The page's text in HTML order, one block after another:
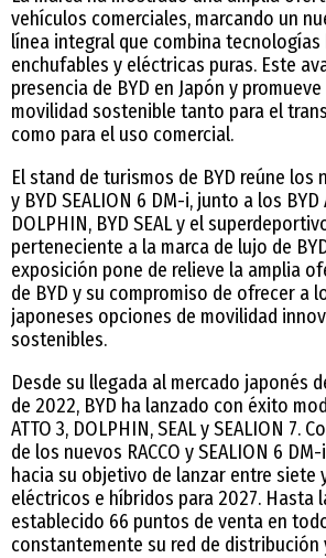
vehículos comerciales, marcando un
línea integral que combina tecnologías
enchufables y eléctricas puras. Este
presencia de BYD en Japón y
movilidad sostenible tanto para el
como para el uso comercial.
El stand de turismos de BYD reúne los
y BYD SEALION 6 DM-i, junto a los BYD
DOLPHIN, BYD SEAL y el
perteneciente a la marca de lujo de
exposición pone de relieve la amplia
de BYD y su compromiso de ofrecer a
japoneses opciones de movilidad
sostenibles.
Desde su llegada al mercado japonés
de 2022, BYD ha lanzado con éxito
ATTO 3, DOLPHIN, SEAL y SEALION 7.
de los nuevos RACCO y SEALION 6
hacia su objetivo de lanzar entre siete
eléctricos e híbridos para 2027. Hasta
establecido 66 puntos de venta en
constantemente su red de distribución